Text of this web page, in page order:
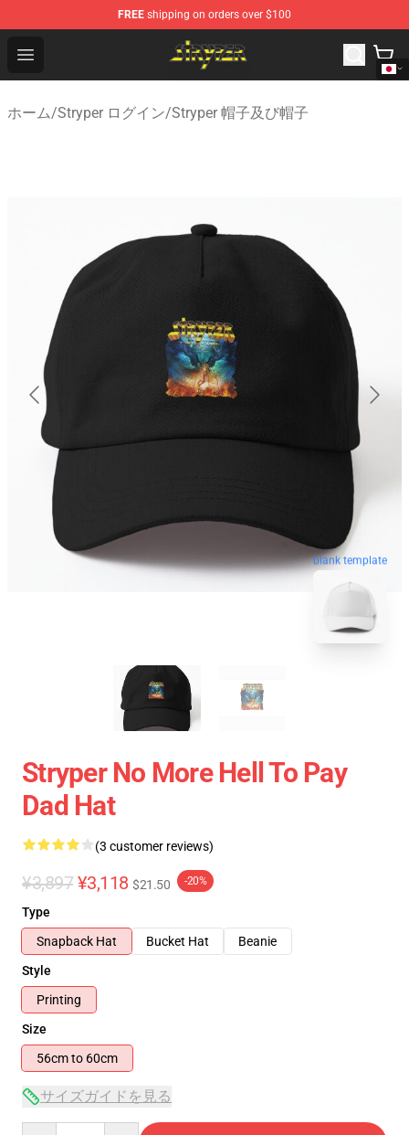
FREE shipping on orders over $100
Open menu
Stryper Store - Official Stryper Merchandise Shop
ホーム/Stryper ログイン/Stryper 帽子及び帽子
blank template
Stryper No More Hell To Pay
Dad Hat
(3 customer reviews)
¥3,897 ¥3,118 $21.50 -20%
Type
Snapback Hat
Bucket Hat
Beanie
Style
Printing
Size
56cm to 60cm
サイズガイドを見る